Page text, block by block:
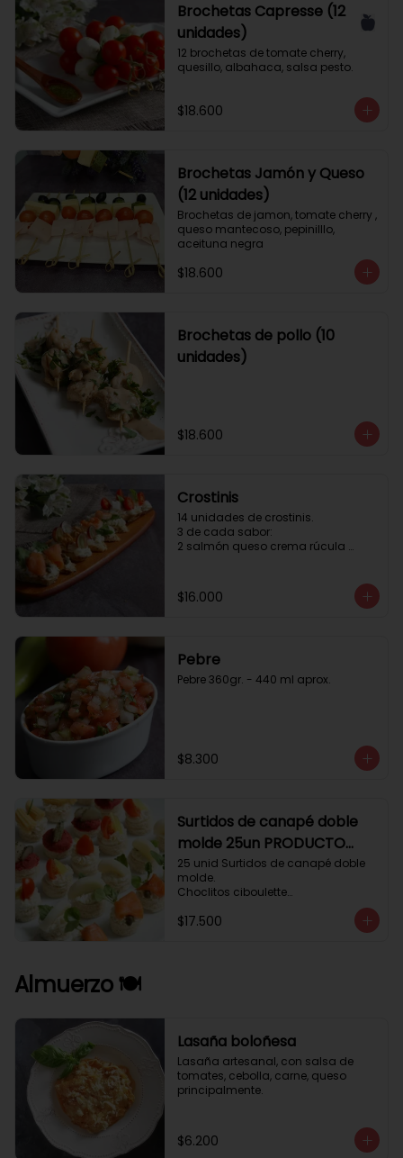
Brochetas Capresse (12
unidades)
12 brochetas de tomate cherry,
quesillo, albahaca, salsa pesto.
$18.600
Brochetas Jamón y Queso
(12 unidades)
Brochetas de jamon, tomate cherry ,
queso mantecoso, pepinilllo,
aceituna negra
$18.600
Brochetas de pollo (10
unidades)
$18.600
Crostinis
14 unidades de crostinis.
3 de cada sabor:
2 salmón queso crema rúcula
caramelizada y miel.
3 camaron queso crema rúcula.
$16.000
Pebre
Pebre 360gr. - 440 ml aprox.
$8.300
Surtidos de canapé doble
molde 25un PRODUCTO
DELICADO .
25 unid Surtidos de canapé doble
molde.
Choclitos ciboulette
Tomate aji verde.
$17.500
Almuerzo 🍽️
Lasaña boloñesa
Lasaña artesanal, con salsa de
tomates, cebolla, carne, queso
principalmente.
$6.200